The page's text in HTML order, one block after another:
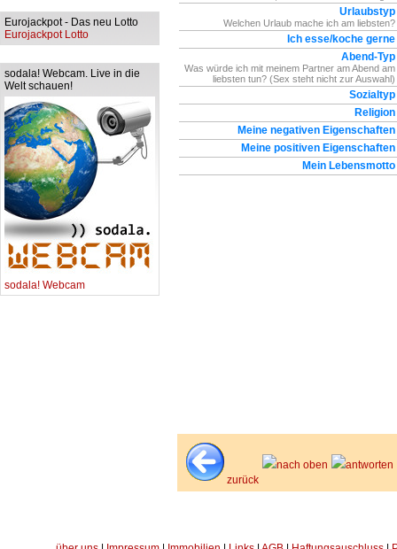
Eurojackpot - Das neu Lotto
Eurojackpot Lotto
sodala! Webcam. Live in die
Welt schauen!
sodala! Webcam
Urlaubstyp
Welchen Urlaub mache ich am liebsten?
Ich esse/koche gerne
Abend-Typ
Was würde ich mit meinem Partner am Abend am
liebsten tun? (Sex steht nicht zur Auswahl)
Sozialtyp
Religion
Meine negativen Eigenschaften
Meine positiven Eigenschaften
Mein Lebensmotto
zurück
nach oben antworten